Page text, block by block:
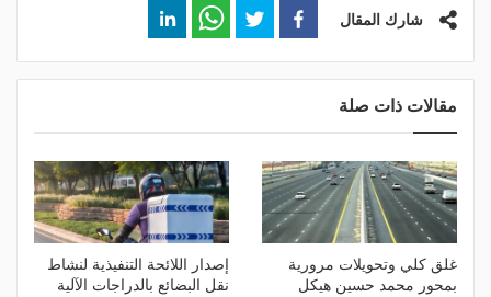
شارك المقال
مقالات ذات صلة
غلق كلي وتحويلات مرورية
بمحور محمد حسين هيكل
إصدار اللائحة التنفيذية لنشاط
نقل البضائع بالدراجات الآلية